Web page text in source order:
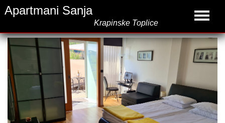
Apartmani Sanja
Krapinske Toplice